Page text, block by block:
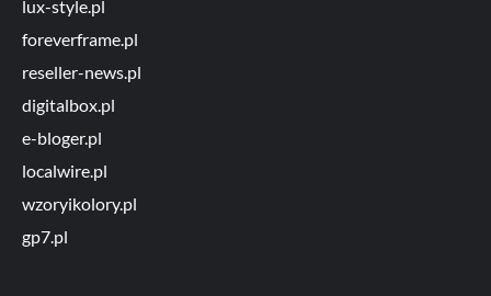
lux-style.pl
foreverframe.pl
reseller-news.pl
digitalbox.pl
e-bloger.pl
localwire.pl
wzoryikolory.pl
gp7.pl